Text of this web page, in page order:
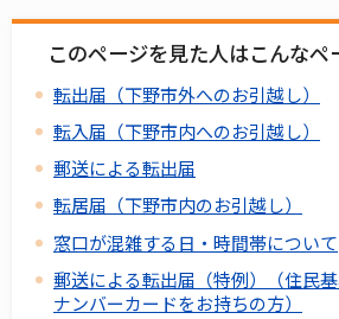
このページを見た人はこんな
転出届（下野市外へのお引越し）
転入届（下野市内へのお引越し）
郵送による転出届
転居届（下野市内のお引越し）
窓口が混雑する日・時間帯について
郵送による転出届（特例）（住民
ナンバーカードをお持ちの方）